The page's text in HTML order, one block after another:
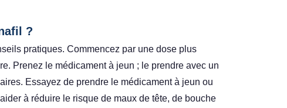
?
pratiques. Commencez par une dose plus
Prenez le médicament à jeun ; le prendre avec un
Essayez de prendre le médicament à jeun ou
à réduire le risque de maux de tête, de bouche